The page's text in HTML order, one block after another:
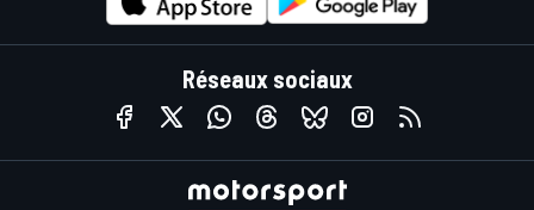
Réseaux sociaux